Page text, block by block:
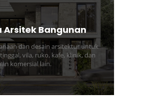
Arsitek Bangunan
dan desain arsitektur untuk
vila, ruko, kafe, klinik, dan
komersial lain.